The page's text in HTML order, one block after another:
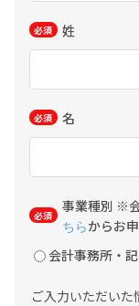
姓
名
事業種別 ※
ちらからお
会計事務所・
ご入力いただい